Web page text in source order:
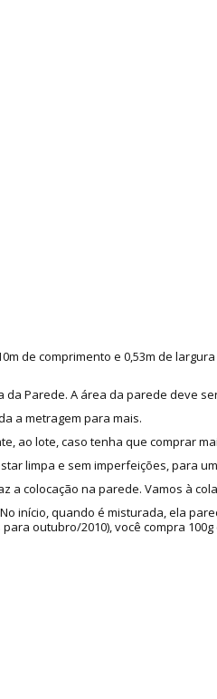
de comprimento e 0,53m de
Parede. A área da parede deve
a metragem para mais.
ao lote, caso tenha que comprar
limpa e sem imperfeições, para
a colocação na parede. Vamos à
início, quando é misturada, ela
outubro/2010), você compra